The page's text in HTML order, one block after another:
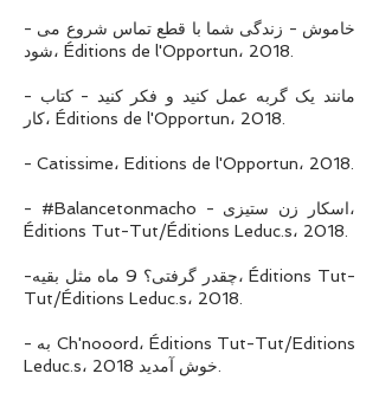
- خاموش - زندگی شما با قطع تماس شروع می
شود، Éditions de l'Opportun، 2018.
- مانند یک گربه عمل کنید و فکر کنید - کتاب
کار، Éditions de l'Opportun، 2018.
- Catissime، Editions de l'Opportun، 2018.
- #Balancetonmacho - اسکار زن ستیزی،
Éditions Tut-Tut/Éditions Leduc.s، 2018.
-چقدر گرفتی؟ 9 ماه مثل بقیه، Éditions Tut-
Tut/Éditions Leduc.s، 2018.
- به Ch'nooord، Éditions Tut-Tut/Editions